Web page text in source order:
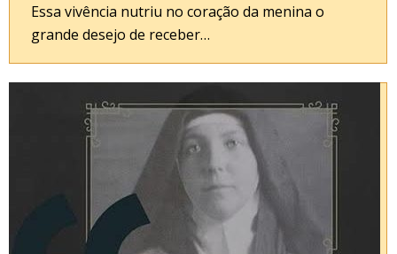
Essa vivência nutriu no coração da menina o
grande desejo de receber…